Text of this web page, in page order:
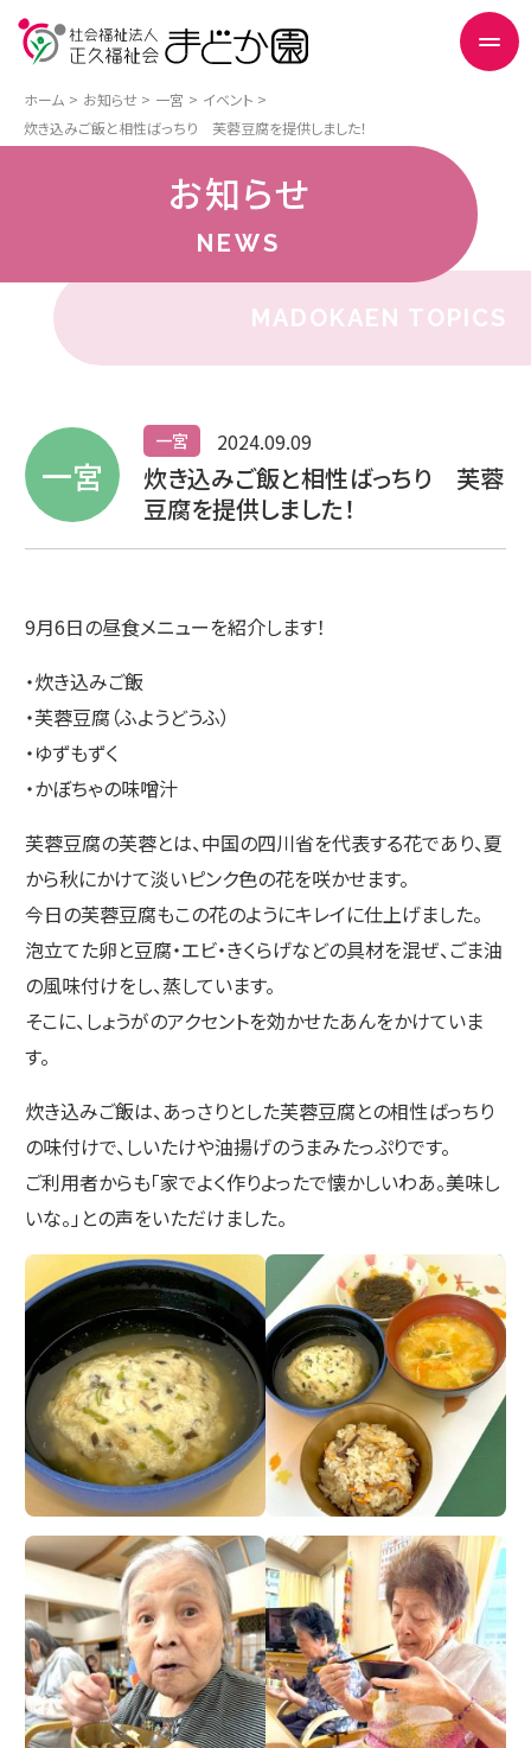
ホーム お知らせ 一宮
イベント
炊き込みご飯と相性ばっちり 芙蓉豆腐を提供しました！
お知らせ
NEWS
MADOKAEN TOPICS
一宮
一宮 2024.09.09
炊き込みご飯と相性ばっちり 芙蓉
豆腐を提供しました！
9月6日の昼食メニューを紹介します！
・炊き込みご飯
・芙蓉豆腐（ふようどうふ）
・ゆずもずく
・かぼちゃの味噌汁
芙蓉豆腐の芙蓉とは、中国の四川省を代表する花であり、夏
から秋にかけて淡いピンク色の花を咲かせます。
今日の芙蓉豆腐もこの花のようにキレイに仕上げました。
泡立てた卵と豆腐・エビ・きくらげなどの具材を混ぜ、ごま油
の風味付けをし、蒸しています。
そこに、しょうがのアクセントを効かせたあんをかけていま
す。
炊き込みご飯は、あっさりとした芙蓉豆腐との相性ばっちり
の味付けで、しいたけや油揚げのうまみたっぷりです。
ご利用者からも「家でよく作りよったで懐かしいわあ。美味し
いな。」との声をいただけました。